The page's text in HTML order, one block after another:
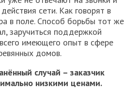
сети. Как говорят в
в поле. Способ борьбы тот же
заручиться поддержкой
имеющего опыт в сфере
домов.
случай – заказчик
низкими ценами.